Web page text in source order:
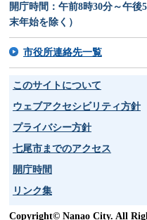
開庁時間：午前8時30分～午
末年始を除く）
市役所連絡先一覧
このサイトについて
ウェブアクセシビリティ方針
プライバシー方針
七尾市までのアクセス
開庁時間
リンク集
Copyright© Nanao City. All